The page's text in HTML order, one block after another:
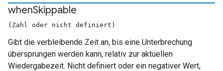
whenSkippable
(Zahl oder nicht definiert)
Gibt die verbleibende Zeit an, bis eine Unterbrechung
übersprungen werden kann, relativ zur aktuellen
Wiedergabezeit. Nicht definiert oder ein negativer Wert,